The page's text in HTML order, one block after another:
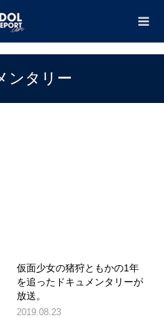
ンタリー
仮面少女の猪狩ともかの1年
を追ったドキュメンタリーが
放送。
2019.08.23